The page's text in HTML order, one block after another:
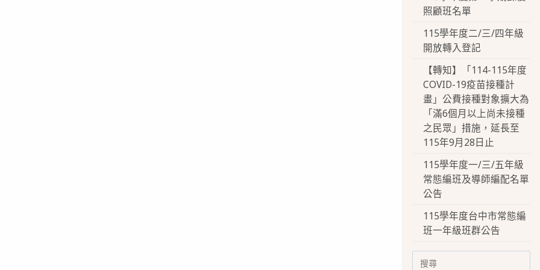
照顧班名單
115學年度二/三/四年級
開放轉入登記
【轉知】「114-115年度
COVID-19疫苗接種計
畫」公費接種對象擴大為
「滿6個月以上尚未接種
之民眾」措施，延長至
115年9月28日止
115學年度一/三/五年級
常態編班及導師編配名單
公告
115學年度台中市常態編
班一年級班群公告
Search